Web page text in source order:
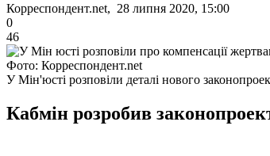
Корреспондент.net, 28 липня 2020, 15:00
0
46
Фото: Корреспондент.net
У Мін'юсті розповіли деталі нового
Кабмін розробив